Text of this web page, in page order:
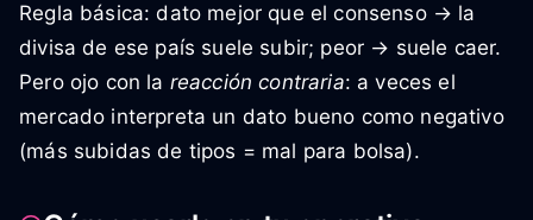
Regla básica: dato mejor que el consenso → la
divisa de ese país suele subir; peor → suele caer.
Pero ojo con la reacción contraria: a veces el
mercado interpreta un dato bueno como negativo
(más subidas de tipos = mal para bolsa).